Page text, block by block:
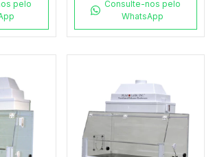
pelo
Consulte-nos pelo
WhatsApp